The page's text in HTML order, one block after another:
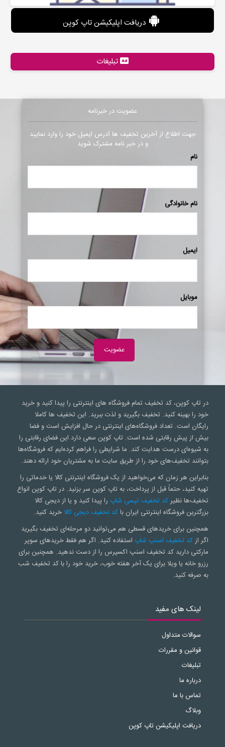
دریافت اپلیکیشن تاپ کوپن
تبلیغات
عضویت در خبرنامه
جهت اطلاع از آخرین تخفیف ها آدرس ایمیل خود را وارد نمایید
و در خبر نامه مشترک شوید
نام
نام خانوادگی
ایمیل
موبایل
در تاپ کوپن، کد تخفیف تمام فروشگاه های اینترنتی را پیدا کنید و خرید
خود را بهینه کنید. تخفیف بگیرید و لذت ببرید. این تخفیف ها کاملا
رایگان است. تعداد فروشگاه‌های اینترنتی در حال افزایش است و فضا
بیش از پیش رقابتی شده است. تاپ کوپن سعی‌ دارد این فضای رقابتی را
به شیوه‌ای درست هدایت کند. ما شرایطی را فراهم کرده‌ایم که فروشگاه‌ها
بتوانند تخفیف‌های خود را از طریق سایت ما به مشتریان خود ارائه دهند.
بنابراین هر زمان که می‌خواهید از یک فروشگاه اینترنتی کالا یا خدماتی را
تهیه کنید، حتماً قبل از پرداخت، به تاپ کوپن سر بزنید. در تاپ کوپن انواع
تخفیف‌ها نظیرکد تخفیف تپسی شاپ را پیدا کنید و یا از دیجی کالا
بزرگترین فروشگاه اینترنتی ایران باکد تخفیف دیجی کالا خرید کنید.
همچنین برای خریدهای قسطی هم می‌توانید دو مرحله‌ای تخفیف بگیرید
اگر ازکد تخفیف اسنپ شاپ استفاده کنید. اگر هم فقط خریدهای سوپر
مارکتی دارید کد تخفیف اسنپ اکسپرس را از دست ندهید. همچنین برای
رزرو خانه یا ویلا برای یک آخر هفته خوب، خرید خود را با کد تخفیف شب
به صرفه کنید.
لینک های مفید
سوالات متداول
قوانین و مقررات
تبلیغات
درباره ما
تماس با ما
وبلاگ
دریافت اپلیکیشن تاپ کوپن